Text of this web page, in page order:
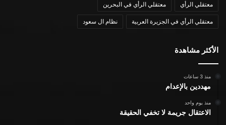
معتقلي الرأي معتقلي الرأي في البحرين
معتقلي الرأي في الجزيرة العربية نظام ال سعود
الأكثر مشاهدة
منذ 3 ساعات
مهددين بالإعدام
منذ يوم واحد
الاعتقال جريمة لا تخفي الحقيقة